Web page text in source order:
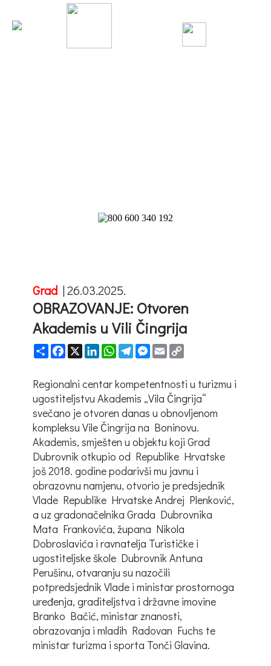
Grad |26.03.2025.
OBRAZOVANJE: Otvoren
Akademis u Vili Čingrija
ShareFacebook
X LinkedInWhatsApp
TelegramMessenger
Email
Regionalni centar kompetentnosti u turizmu i
ugostiteljstvu Akademis „Vila Čingrija“
svečano je otvoren danas u obnovljenom
kompleksu Vile Čingrija na Boninovu.
Akademis, smješten u objektu koji Grad
Dubrovnik otkupio od Republike Hrvatske
još 2018. godine podarivši mu javnu i
obrazovnu namjenu, otvorio je predsjednik
Vlade Republike Hrvatske Andrej Plenković,
a uz gradonačelnika Grada Dubrovnika
Mata Frankovića, župana Nikola
Dobroslavića i ravnatelja Turističke i
ugostiteljske škole Dubrovnik Antuna
Perušinu, otvaranju su nazočili
potpredsjednik Vlade i ministar prostornoga
uređenja, graditeljstva i državne imovine
Branko Bačić, ministar znanosti,
obrazovanja i mladih Radovan Fuchs te
ministar turizma i sporta Tonči Glavina.